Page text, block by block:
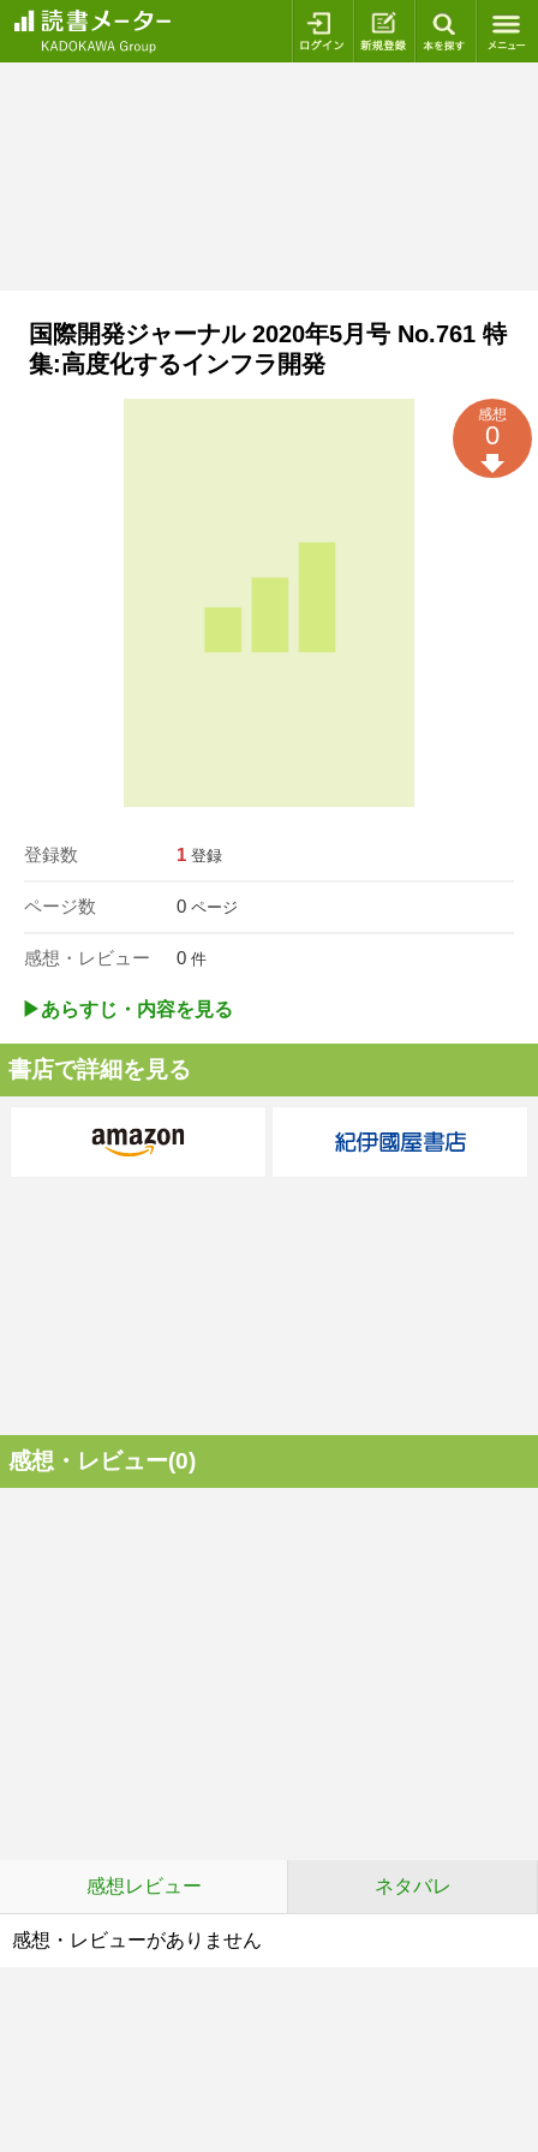
ログイン 新規登録
国際開発ジャーナル 2020年5月号 No.761 特
集:高度化するインフラ開発
登録数 1 登録
ページ数 0 ページ
感想・レビュー 0 件
感想
0
▶︎あらすじ・内容を見る
書店で詳細を見る
感想・レビュー(0)
感想レビュー ネタバレ
感想・レビューがありません